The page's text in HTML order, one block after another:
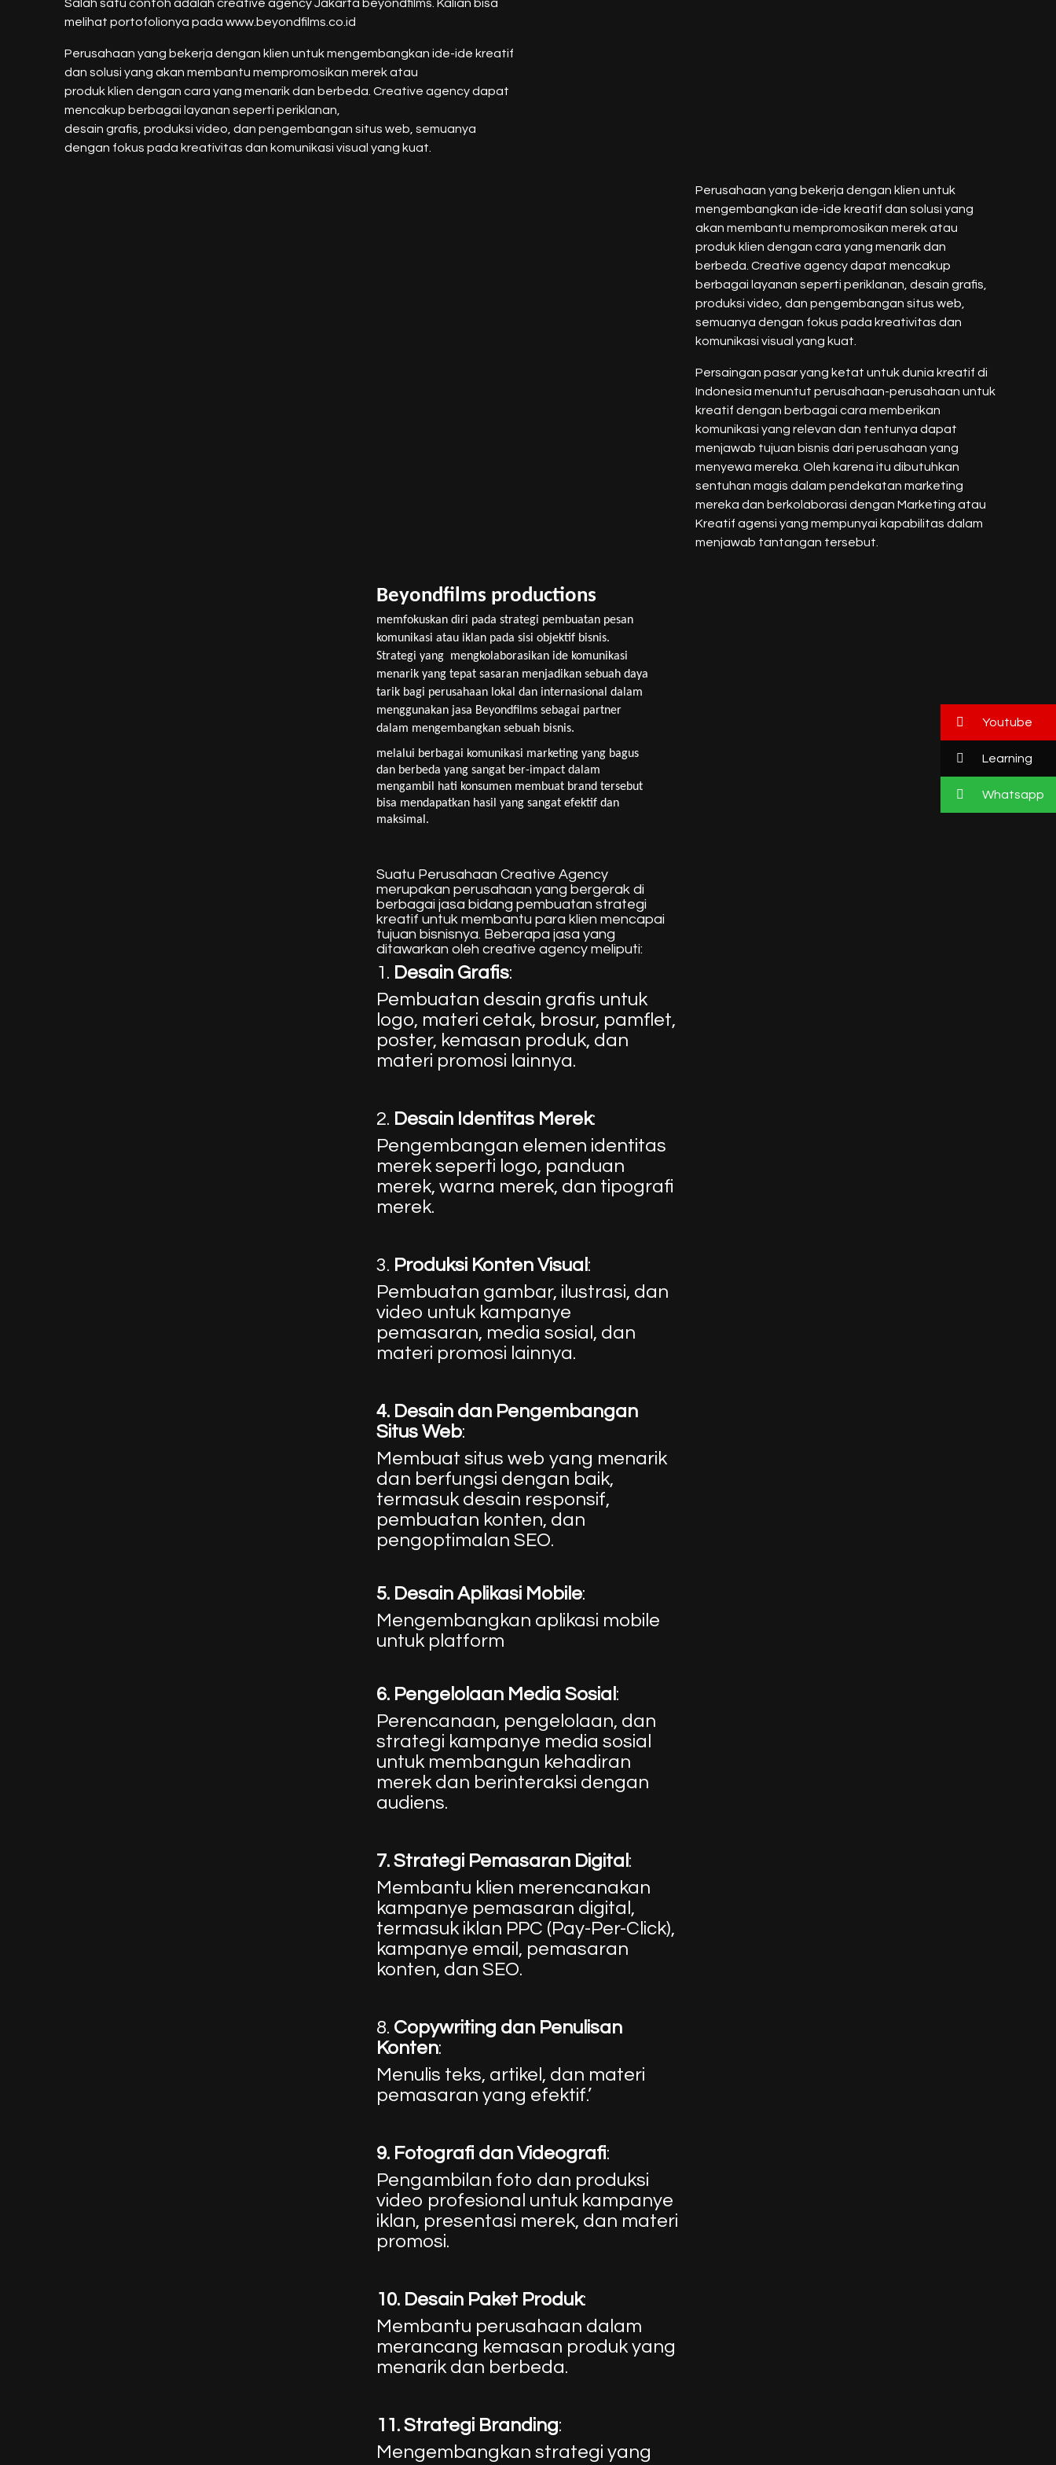
Salah satu contoh adalah creative agency Jakarta beyondfilms. Kalian bisa
melihat portofolionya pada www.beyondfilms.co.id
Perusahaan yang bekerja dengan klien untuk mengembangkan ide-ide kreatif
dan solusi yang akan membantu mempromosikan merek atau
produk klien dengan cara yang menarik dan berbeda. Creative agency dapat
mencakup berbagai layanan seperti periklanan,
desain grafis, produksi video, dan pengembangan situs web, semuanya
dengan fokus pada kreativitas dan komunikasi visual yang kuat.
Perusahaan yang bekerja dengan klien untuk
mengembangkan ide-ide kreatif dan solusi yang
akan membantu mempromosikan merek atau
produk klien dengan cara yang menarik dan
berbeda. Creative agency dapat mencakup
berbagai layanan seperti periklanan, desain grafis,
produksi video, dan pengembangan situs web,
semuanya dengan fokus pada kreativitas dan
komunikasi visual yang kuat.
Persaingan pasar yang ketat untuk dunia kreatif di
Indonesia menuntut perusahaan-perusahaan untuk
kreatif dengan berbagai cara memberikan
komunikasi yang relevan dan tentunya dapat
menjawab tujuan bisnis dari perusahaan yang
menyewa mereka. Oleh karena itu dibutuhkan
sentuhan magis dalam pendekatan marketing
mereka dan berkolaborasi dengan Marketing atau
Kreatif agensi yang mempunyai kapabilitas dalam
menjawab tantangan tersebut.
Beyondfilms productions
memfokuskan diri pada strategi pembuatan pesan
komunikasi atau iklan pada sisi objektif bisnis.
Strategi yang  mengkolaborasikan ide komunikasi
menarik yang tepat sasaran menjadikan sebuah daya
tarik bagi perusahaan lokal dan internasional dalam
menggunakan jasa Beyondfilms sebagai partner
dalam mengembangkan sebuah bisnis.
melalui berbagai komunikasi marketing yang bagus
dan berbeda yang sangat ber-impact dalam
mengambil hati konsumen membuat brand tersebut
bisa mendapatkan hasil yang sangat efektif dan
maksimal.
Suatu Perusahaan Creative Agency
merupakan perusahaan yang bergerak di
berbagai jasa bidang pembuatan strategi
kreatif untuk membantu para klien mencapai
tujuan bisnisnya. Beberapa jasa yang
ditawarkan oleh creative agency meliputi:
1. Desain Grafis:
Pembuatan desain grafis untuk
logo, materi cetak, brosur, pamflet,
poster, kemasan produk, dan
materi promosi lainnya.
2. Desain Identitas Merek:
Pengembangan elemen identitas
merek seperti logo, panduan
merek, warna merek, dan tipografi
merek.
3. Produksi Konten Visual :
Pembuatan gambar, ilustrasi, dan
video untuk kampanye
pemasaran, media sosial, dan
materi promosi lainnya.
4. Desain dan Pengembangan
Situs Web:
Membuat situs web yang menarik
dan berfungsi dengan baik,
termasuk desain responsif,
pembuatan konten, dan
pengoptimalan SEO.
5. Desain Aplikasi Mobile:
Mengembangkan aplikasi mobile
untuk platform
6. Pengelolaan Media Sosial :
Perencanaan, pengelolaan, dan
strategi kampanye media sosial
untuk membangun kehadiran
merek dan berinteraksi dengan
audiens.
7. Strategi Pemasaran Digital :
Membantu klien merencanakan
kampanye pemasaran digital,
termasuk iklan PPC (Pay-Per-Click),
kampanye email, pemasaran
konten, dan SEO.
8. Copywriting dan Penulisan
Konten:
Menulis teks, artikel, dan materi
pemasaran yang efektif.’
9. Fotografi dan Videografi:
Pengambilan foto dan produksi
video profesional untuk kampanye
iklan, presentasi merek, dan materi
promosi.
10. Desain Paket Produk:
Membantu perusahaan dalam
merancang kemasan produk yang
menarik dan berbeda.
11. Strategi Branding:
Mengembangkan strategi yang
Youtube
Learning
Whatsapp